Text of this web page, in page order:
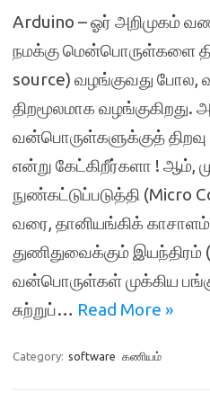
Arduino – ஓர் அறிமுகம்
நமக்கு மென்பொருள்களை
source) வழங்குவது
திறமூலமாக வழங்குகிறது.
வன்பொருள்களுக்குத் திறவு
என்று கேட்கிறீர்களா ! ஆம்,
நுண்கட்டுப்படுத்தி (Micro
வரை, தானியங்கிக் காசாளம்
துணிதுவைக்கும் இயந்திரம்
வன்பொருள்கள் முக்கிய
சுற்றுப்… Read More »
Category: software கணியம்